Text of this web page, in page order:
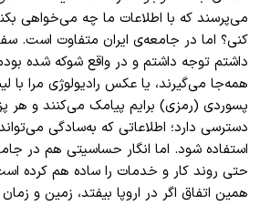
می‌پرسند که با اطلاعات ما چه می‌خواهی
کنی؟ اما در جامعه‌ی ایران متفاوت است.
داشتم توجه داشتم و در واقع شوکه شده
همه‌جا می‌گیرند، یا عکس رادیولوژی مرا با
پسوردی (رمزی) برایم پیامک می‌کنند و هر
دسترسی دارد؛ اطلاعاتی که به‌سادگی
استفاده شود. اما انگار حساسیتی هم در
حتی روند کار و خدمات را ساده هم کرده
همین اتفاق اگر در اروپا بیفتد، زمین و